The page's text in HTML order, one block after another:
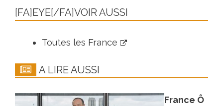
[FA]EYE[/FA]VOIR AUSSI
Toutes les France
A LIRE AUSSI
France Ô